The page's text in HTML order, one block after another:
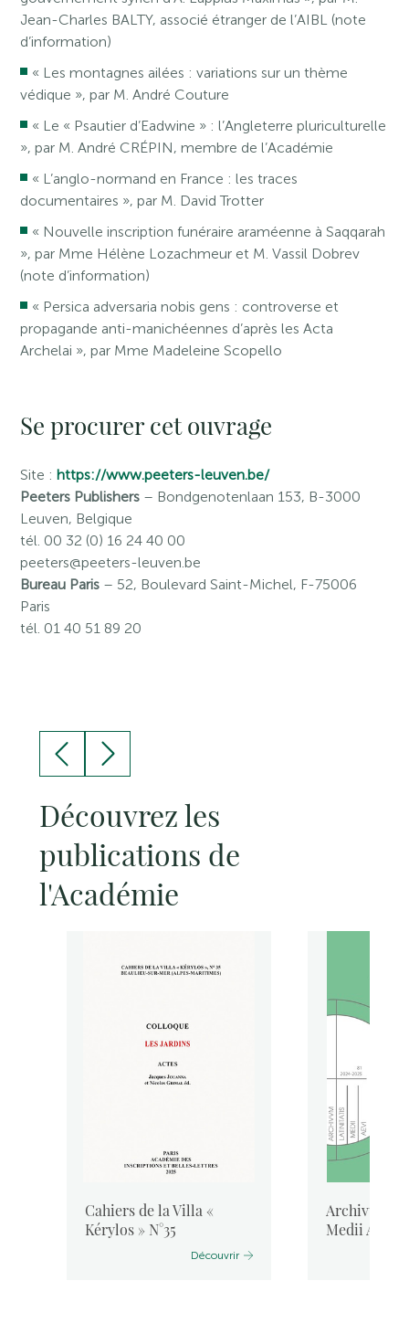
Jean-Charles BALTY, associé étranger de l’AIBL (note
d’information)
« Les montagnes ailées : variations sur un thème
védique », par M. André Couture
« Le « Psautier d’Eadwine » : l’Angleterre pluriculturelle
», par M. André CRÉPIN, membre de l’Académie
« L’anglo-normand en France : les traces
documentaires », par M. David Trotter
« Nouvelle inscription funéraire araméenne à Saqqarah
», par Mme Hélène Lozachmeur et M. Vassil Dobrev
(note d’information)
« Persica adversaria nobis gens : controverse et
propagande anti-manichéennes d’après les Acta
Archelai », par Mme Madeleine Scopello
Se procurer cet ouvrage
Site :https://www.peeters-leuven.be/
Peeters Publishers – Bondgenotenlaan 153, B-3000
Leuven, Belgique
tél. 00 32 (0) 16 24 40 00
peeters@peeters-leuven.be
Bureau Paris – 52, Boulevard Saint-Michel, F-75006
Paris
tél. 01 40 51 89 20
Découvrez les
publications de
l'Académie
Cahiers de la Villa «
Kérylos » N°35
Découvrir
Archivum
Medii Aevi,